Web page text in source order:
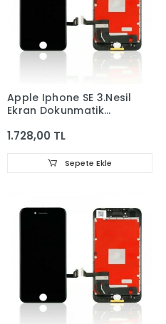
Apple Iphone SE 3.Nesil
Ekran Dokunmatik
1.728,00 TL
Sepete Ekle